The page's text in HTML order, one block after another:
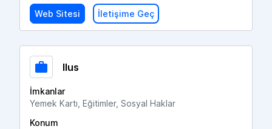
Web Sitesi İletişime Geç
Ilus
İmkanlar
Yemek Kartı, Eğitimler, Sosyal Haklar
Konum